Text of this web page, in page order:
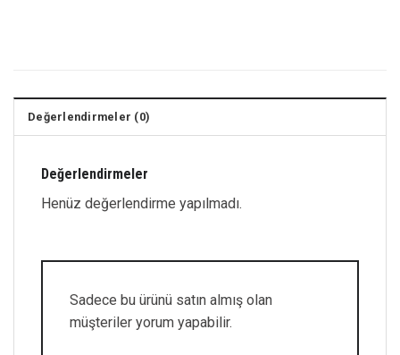
Değerlendirmeler (0)
Değerlendirmeler
Henüz değerlendirme yapılmadı.
Sadece bu ürünü satın almış olan
müşteriler yorum yapabilir.